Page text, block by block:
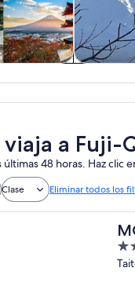
viaja a Fuji-
48 horas. Haz clic
Clase Eliminar todos los
4
out